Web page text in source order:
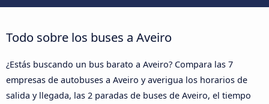
Todo sobre los buses a Aveiro
¿Estás buscando un bus barato a Aveiro? Compara las 7
empresas de autobuses a Aveiro y averigua los horarios de
salida y llegada, las 2 paradas de buses de Aveiro, el tiempo